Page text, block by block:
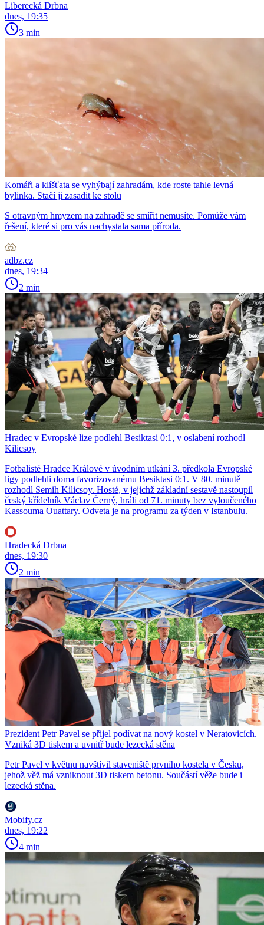
Liberecká Drbna
dnes, 19:35
3 min
Komáři a klíšťata se vyhýbají zahradám, kde roste tahle levná
bylinka. Stačí ji zasadit ke stolu
S otravným hmyzem na zahradě se smířit nemusíte. Pomůže vám
řešení, které si pro vás nachystala sama příroda.
adbz.cz
dnes, 19:34
2 min
Hradec v Evropské lize podlehl Besiktasi 0:1, v oslabení rozhodl
Kilicsoy
Fotbalisté Hradce Králové v úvodním utkání 3. předkola Evropské
ligy podlehli doma favorizovanému Besiktasi 0:1. V 80. minutě
rozhodl Semih Kilicsoy. Hosté, v jejichž základní sestavě nastoupil
český křídelník Václav Černý, hráli od 71. minuty bez vyloučeného
Kassouma Ouattary. Odveta je na programu za týden v Istanbulu.
Hradecká Drbna
dnes, 19:30
2 min
Prezident Petr Pavel se přijel podívat na nový kostel v Neratovicích.
Vzniká 3D tiskem a uvnitř bude lezecká stěna
Petr Pavel v květnu navštívil staveniště prvního kostela v Česku,
jehož věž má vzniknout 3D tiskem betonu. Součástí věže bude i
lezecká stěna.
Mobify.cz
dnes, 19:22
4 min